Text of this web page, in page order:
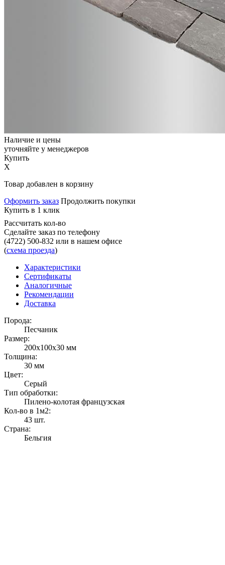
Наличие и цены
уточняйте у менеджеров
Купить
X
Товар добавлен в корзину
Оформить заказ Продолжить покупки
Купить в 1 клик
Рассчитать кол-во
Сделайте заказ по телефону
(4722) 500-832 или в нашем офисе
(схема проезда)
Характеристики
Сертификаты
Аналогичные
Рекомендации
Доставка
Порода:
Песчаник
Размер:
200x100x30 мм
Толщина:
30 мм
Цвет:
Серый
Тип обработки:
Пилено-колотая французская
Кол-во в 1м2:
43 шт.
Страна:
Бельгия